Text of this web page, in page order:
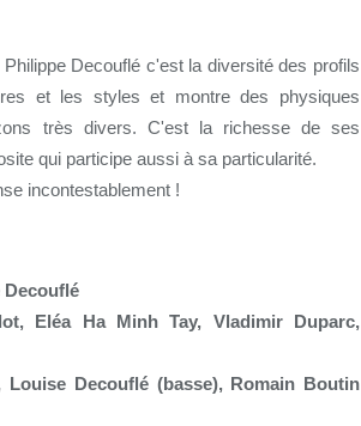
Decouflé c'est la diversité des profils
et les styles et montre des physiques
très divers. C'est la richesse de ses
qui participe aussi à sa particularité.
incontestablement !
Decouflé
Eléa Ha Minh Tay, Vladimir Duparc,
Louise Decouflé (basse), Romain Boutin